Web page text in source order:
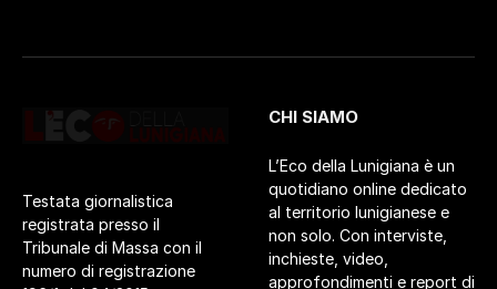
Testata giornalistica
registrata presso il
Tribunale di Massa con il
numero di registrazione
CHI SIAMO
L’Eco della Lunigiana è un
quotidiano online dedicato
al territorio lunigianese e
non solo. Con interviste,
inchieste, video,
approfondimenti e report di